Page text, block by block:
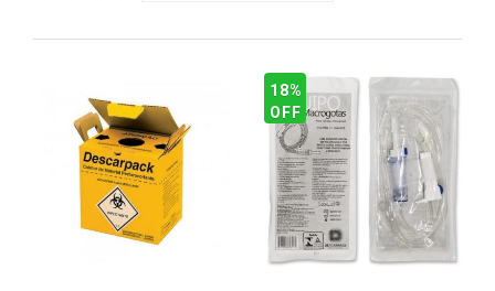
18%
OFF